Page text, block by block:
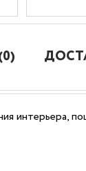
интерьера,